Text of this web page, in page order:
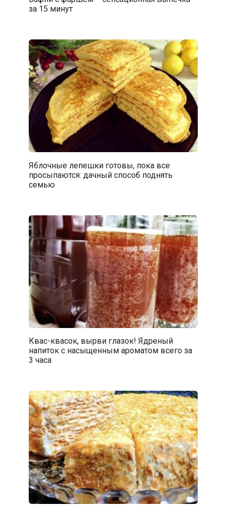
за 15 минут
Яблочные лепешки готовы, пока все
просыпаются: дачный способ поднять
семью
Квас-квасок, вырви глазок! Ядреный
напиток с насыщенным ароматом всего за
3 часа